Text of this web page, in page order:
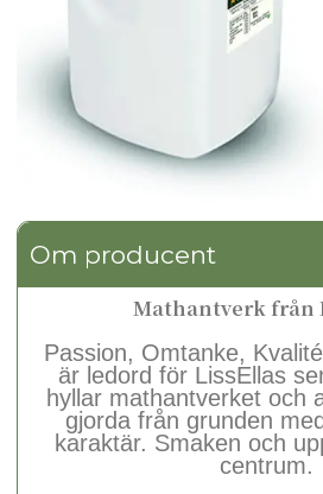
Om producent
Mathantverk från
Passion, Omtanke,
är ledord för LissEllas
hyllar mathantverket och
gjorda från grunden
karaktär. Smaken och
centrum.